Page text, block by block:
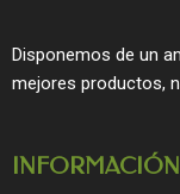
Disponemos de un
mejores productos,
INFORMACIÓN